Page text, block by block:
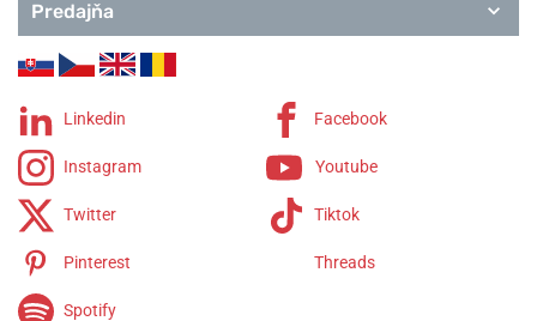
Predajňa
Linkedin Facebook
Instagram Youtube
Twitter Tiktok
Pinterest Threads
Spotify